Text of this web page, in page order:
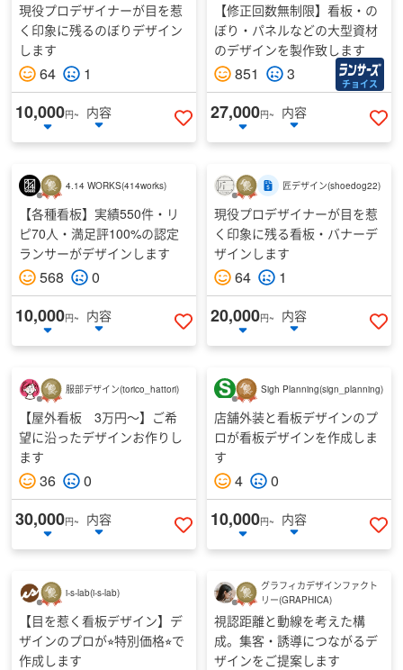
現役プロデザイナーが目を惹
く印象に残るのぼりデザイン
します
64 1
10,000円~
内容
いいねする
【修正回数無制限】看板・の
ぼり・パネルなどの大型資材
のデザインを製作致します
851 3 チョイス
27,000円~
内容
い
4.14 WORKS(414works)
【各種看板】実績550件・リ
ピ70人・満足評100%の認定
ランサーがデザインします
568 0
10,000円~
内容
いいねする
匠デザイン(shoedog22)
現役プロデザイナーが目を惹
く印象に残る看板・バナーデ
ザインします
64 1
20,000円~
内容
い
服部デザイン(torico_hattori)
【屋外看板 3万円〜】ご希
望に沿ったデザインお作りし
ます
36 0
30,000円~
内容
いいねする
Sigh Planning(sign_planning)
店舗外装と看板デザインのプ
ロが看板デザインを作成しま
す
4 0
10,000円~
内容
い
i-s-lab(i-s-lab)
【目を惹く看板デザイン】デ
ザインのプロが⭐︎特別価格⭐︎で
作成します
グラフィカデザインファクト
リー(GRAPHICA)
視認距離と動線を考えた構
成。集客・誘導につながるデ
ザインをご提案します